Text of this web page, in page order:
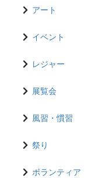
アート
イベント
レジャー
展覧会
風習・慣習
祭り
ボランティア